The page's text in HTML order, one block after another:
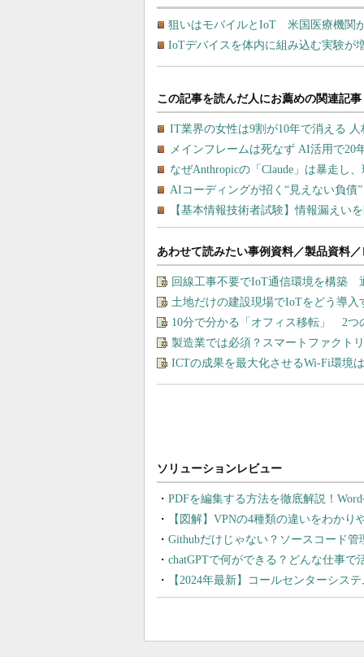
狙いはモバイルとIoT 米国医療機関
IoTデバイスを体内に組み込む実験が
あわせて読みたい事例資料／製品資料
回線工事不要でIoT通信環境を構築
土地だけの建設現場でIoTをどう導
10分で分かる「オフィス移転」 2つ
製造業では必須？スマートファクト
ICTの成果を最大化させるWi-Fi環境
PDFを編集する方法を徹底解説！
【図解】VPNの4種類の違いをわか
Githubだけじゃない？ソースコード
chatGPTで何ができる？どんな仕事で
【2024年最新】コールセンターシス